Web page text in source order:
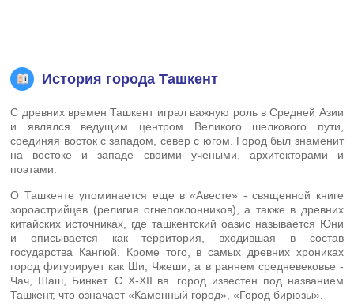
История города Ташкент
С древних времен Ташкент играл важную роль в Средней Азии
и являлся ведущим центром Великого шелкового пути,
соединяя восток с западом, север с югом. Город был знаменит
на востоке и западе своими учеными, архитекторами и
поэтами.
О Ташкенте упоминается еще в «Авесте» - священной книге
зороастрийцев (религия огнепоклонников), а также в древних
китайских источниках, где ташкентский оазис называется Юни
и описывается как территория, входившая в состав
государства Кангюй. Кроме того, в самых древних хрониках
город фигурирует как Ши, Чжеши, а в раннем средневековье -
Чач, Шаш, Бинкет. С Х-ХII вв. город известен под названием
Ташкент, что означает «Каменный город», «Город бирюзы».